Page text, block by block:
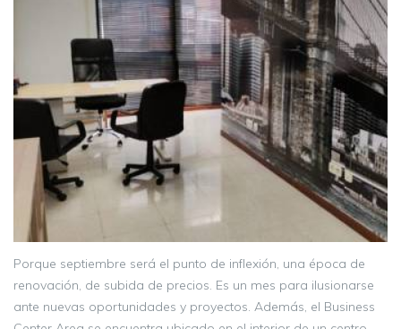
Porque septiembre será el punto de inflexión, una época de
renovación, de subida de precios. Es un mes para ilusionarse
ante nuevas oportunidades y proyectos. Además, el Business